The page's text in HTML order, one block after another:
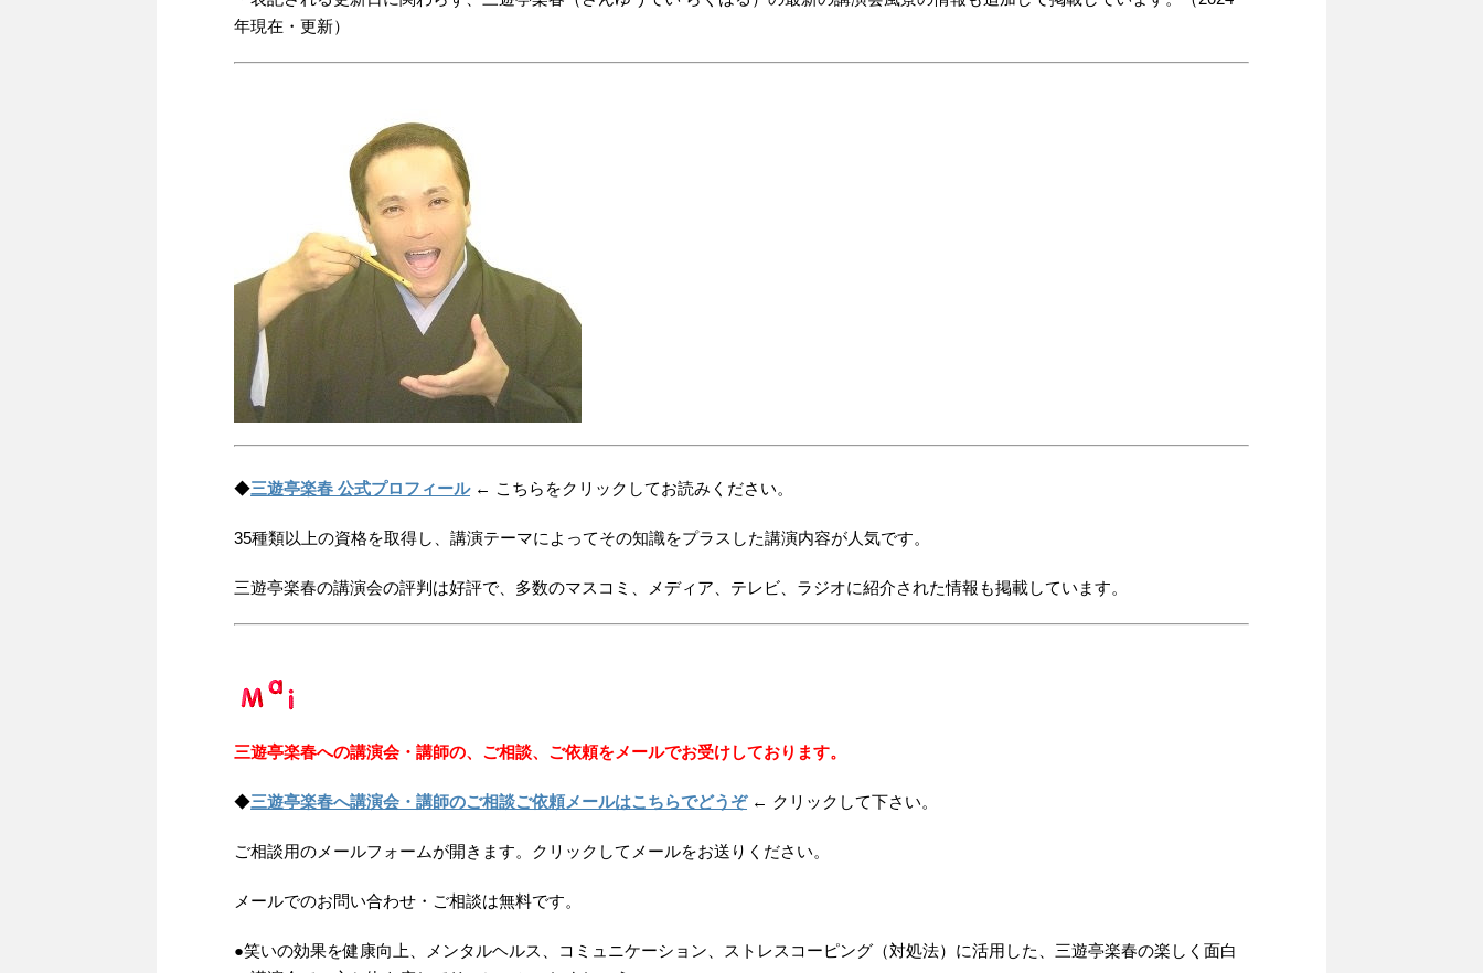
年現在・更新）
◆三遊亭楽春 公式プロフィール← こちらをクリックしてお読みください。
35種類以上の資格を取得し、講演テーマによってその知識をプラスした講演内容が人気です。
三遊亭楽春の講演会の評判は好評で、多数のマスコミ、メディア、テレビ、ラジオに紹介された情報も掲載しています。
三遊亭楽春への講演会・講師の、ご相談、ご依頼をメールでお受けしております。
◆三遊亭楽春へ講演会・講師のご相談ご依頼メールはこちらでどうぞ← クリックして下さい。
ご相談用のメールフォームが開きます。クリックしてメールをお送りください。
メールでのお問い合わせ・ご相談は無料です。
●笑いの効果を健康向上、メンタルヘルス、コミュニケーション、ストレスコーピング（対処法）に活用した、三遊亭楽春の楽しく面白